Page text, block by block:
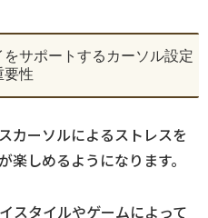
サポートするカーソル設定
要性
カーソルによるストレスを
しめるようになります。
スタイルやゲームによって